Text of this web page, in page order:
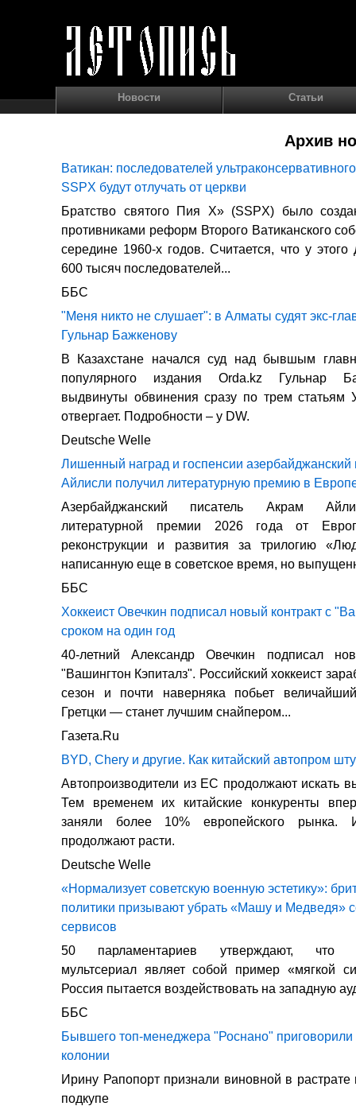
Новости Статьи
Архив
Ватикан: последователей
SSPX будут отлучать от церкви
Братство святого Пия X» (SSPX) было
противниками реформ Второго Ватиканского
середине 1960-х годов. Считается, что у
600 тысяч последователей...
ББС
"Меня никто не слушает": в Алматы судят экс-
Гульнар Бажкенову
В Казахстане начался суд над бывшым
популярного издания Orda.kz Гульнар
выдвинуты обвинения сразу по трем статьям
отвергает. Подробности – у DW.
Deutsche Welle
Лишенный наград и госпенсии азербайджанский
Айлисли получил литературную премию в
Азербайджанский писатель Акрам
литературной премии 2026 года от
реконструкции и развития за трилогию
написанную еще в советское время, но
ББС
Хоккеист Овечкин подписал новый контракт с
сроком на один год
40-летний Александр Овечкин подписал
"Вашингтон Кэпиталз". Российский хоккеист
сезон и почти наверняка побьет
Гретцки — станет лучшим снайпером...
Газета.Ru
BYD, Chery и другие. Как китайский автопром
Автопроизводители из ЕС продолжают искать
Тем временем их китайские конкуренты
заняли более 10% европейского
продолжают расти.
Deutsche Welle
«Нормализует советскую военную эстетику»:
политики призывают убрать «Машу и Медведя»
сервисов
50 парламентариев утверждают, что
мультсериал являет собой пример «мягкой
Россия пытается воздействовать на западную
ББС
Бывшего топ-менеджера "Роснано" приговорили
колонии
Ирину Рапопорт признали виновной в
подкупе